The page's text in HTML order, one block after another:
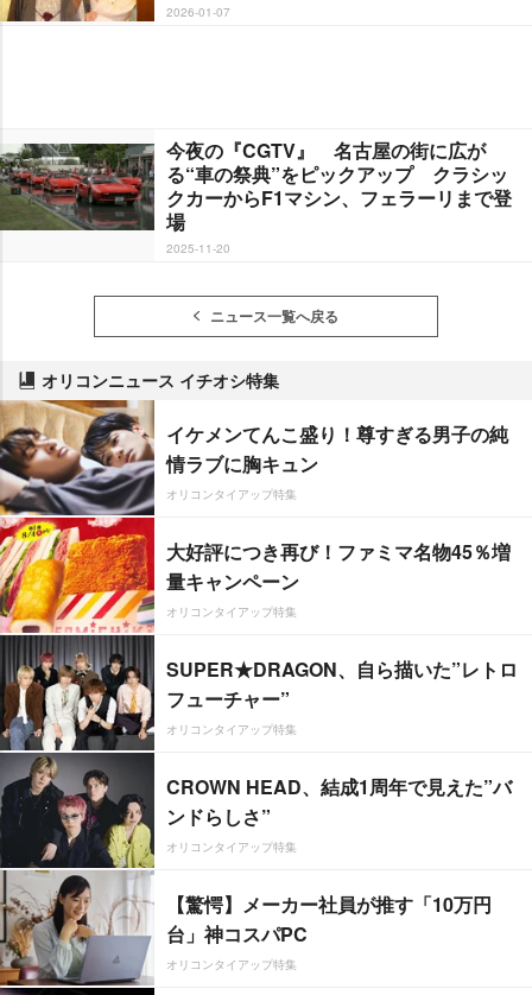
2026-01-07
今夜の『CGTV』 名古屋の街に広が
る“車の祭典”をピックアップ クラシッ
クカーからF1マシン、フェラーリまで登
場
2025-11-20
ニュース一覧へ戻る
オリコンニュース イチオシ特集
イケメンてんこ盛り！尊すぎる男子の純
情ラブに胸キュン
オリコンタイアップ特集
大好評につき再び！ファミマ名物45％増
量キャンペーン
オリコンタイアップ特集
SUPER★DRAGON、自ら描いた”レトロ
フューチャー”
オリコンタイアップ特集
CROWN HEAD、結成1周年で見えた”バ
ンドらしさ”
オリコンタイアップ特集
【驚愕】メーカー社員が推す「10万円
台」神コスパPC
オリコンタイアップ特集